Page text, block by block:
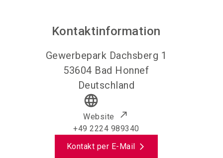
Kontaktinformation
Gewerbepark Dachsberg 1
53604 Bad Honnef
Deutschland
language
Website
+49 2224 989340
Kontakt per E-Mail